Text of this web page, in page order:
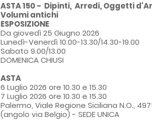
ASTA 150 -  Dipinti,  Arredi, Oggetti
Volumi antichi
ESPOSIZIONE
Da giovedì 25 Giugno 2026
Lunedì-Venerdì 10.00-13.30/14.30-19.00
Sabato 9.00/13.00
DOMENICA CHIUSI
ASTA
6 Luglio 2026 ore 10.30 e 15.30
7 Luglio 2026 ore 10.30 e 15.30
Palermo, Viale Regione Siciliana N.O.,
(angolo via Belgio) - SEDE UNICA